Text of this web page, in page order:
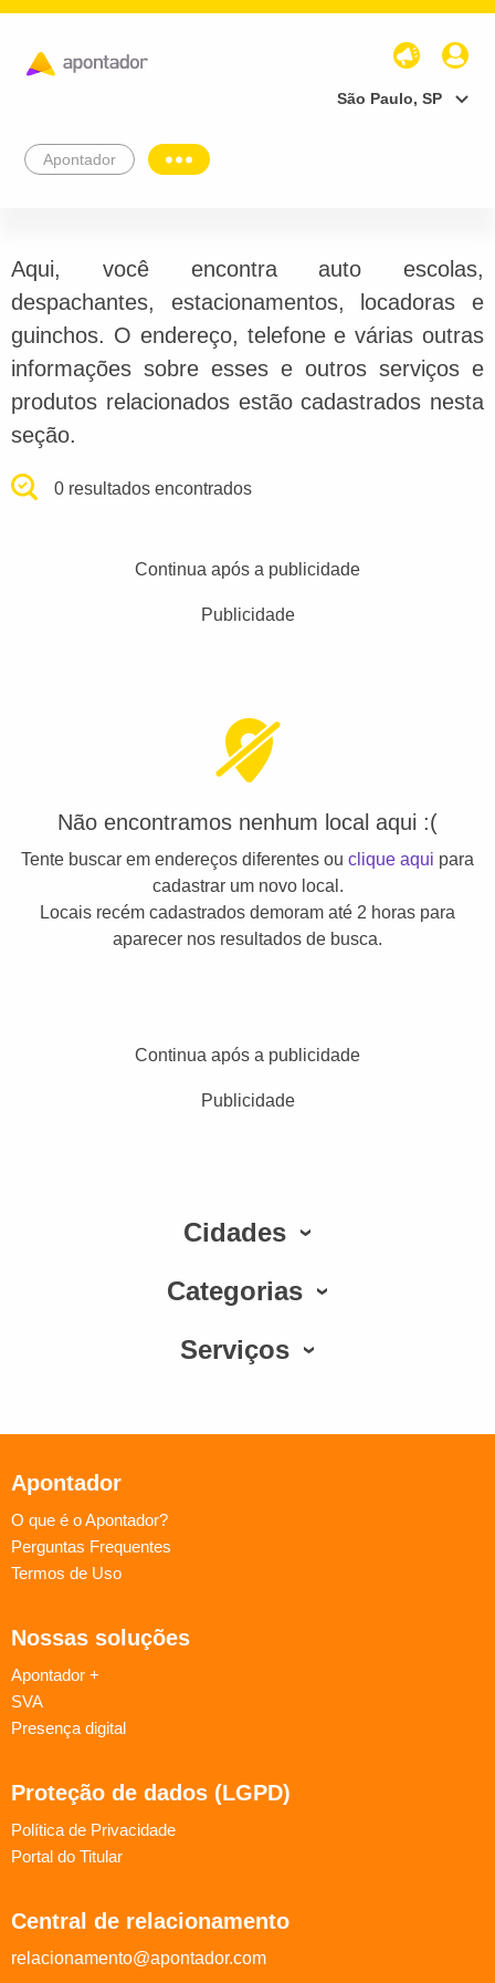
São Paulo, SP
Apontador
Aqui, você encontra auto escolas,
despachantes, estacionamentos, locadoras e
guinchos. O endereço, telefone e várias outras
informações sobre esses e outros serviços e
produtos relacionados estão cadastrados nesta
seção.
0 resultados encontrados
Continua após a publicidade
Publicidade
Não encontramos nenhum local aqui :(
Tente buscar em endereços diferentes ou clique aqui para
cadastrar um novo local.
Locais recém cadastrados demoram até 2 horas para
aparecer nos resultados de busca.
Continua após a publicidade
Publicidade
Cidades
Categorias
Serviços
Apontador
O que é o Apontador?
Perguntas Frequentes
Termos de Uso
Nossas soluções
Apontador +
SVA
Presença digital
Proteção de dados (LGPD)
Política de Privacidade
Portal do Titular
Central de relacionamento
relacionamento@apontador.com